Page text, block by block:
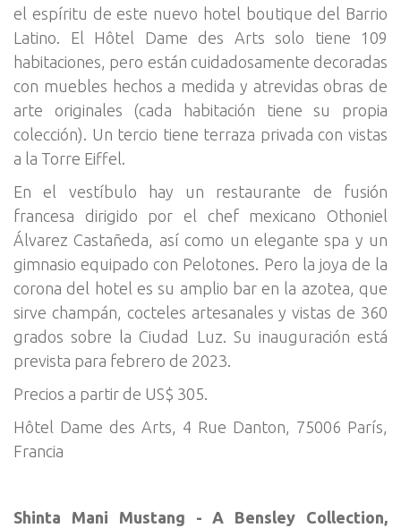
el espíritu de este nuevo hotel boutique del Barrio
Latino. El Hôtel Dame des Arts solo tiene 109
habitaciones, pero están cuidadosamente decoradas
con muebles hechos a medida y atrevidas obras de
arte originales (cada habitación tiene su propia
colección). Un tercio tiene terraza privada con vistas
a la Torre Eiffel.
En el vestíbulo hay un restaurante de fusión
francesa dirigido por el chef mexicano Othoniel
Álvarez Castañeda, así como un elegante spa y un
gimnasio equipado con Pelotones. Pero la joya de la
corona del hotel es su amplio bar en la azotea, que
sirve champán, cocteles artesanales y vistas de 360
grados sobre la Ciudad Luz. Su inauguración está
prevista para febrero de 2023.
Precios a partir de US$ 305.
Hôtel Dame des Arts, 4 Rue Danton, 75006 París,
Francia
Shinta Mani Mustang - A Bensley Collection,